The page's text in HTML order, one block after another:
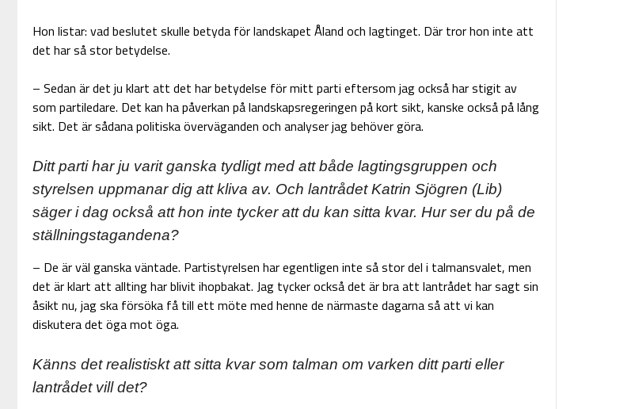
Hon listar: vad beslutet skulle betyda för landskapet Åland och lagtinget. Där tror hon inte att
det har så stor betydelse.
– Sedan är det ju klart att det har betydelse för mitt parti eftersom jag också har stigit av
som partiledare. Det kan ha påverkan på landskapsregeringen på kort sikt, kanske också på lång
sikt. Det är sådana politiska överväganden och analyser jag behöver göra.
Ditt parti har ju varit ganska tydligt med att både lagtingsgruppen och
styrelsen uppmanar dig att kliva av. Och lantrådet Katrin Sjögren (Lib)
säger i dag också att hon inte tycker att du kan sitta kvar. Hur ser du på de
ställningstagandena?
– De är väl ganska väntade. Partistyrelsen har egentligen inte så stor del i talmansvalet, men
det är klart att allting har blivit ihopbakat. Jag tycker också det är bra att lantrådet har sagt sin
åsikt nu, jag ska försöka få till ett möte med henne de närmaste dagarna så att vi kan
diskutera det öga mot öga.
Känns det realistiskt att sitta kvar som talman om varken ditt parti eller
lantrådet vill det?